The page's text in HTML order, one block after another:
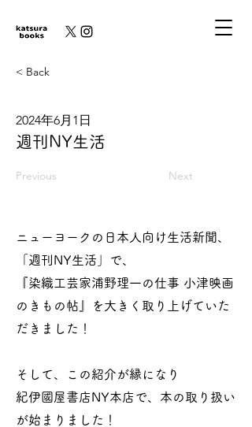
< Back
2024年6月1日
週刊NY生活
Previous Next
ニューヨークの日本人向け生活新聞、
「週刊NY生活」で、
『染織工芸家浦野理一の仕事 小津映画
のきもの帖』を大きく取り上げていた
だきました！
そして、この紹介が縁になり
紀伊國屋書店NY本店で、本の取り扱い
が始まりました！